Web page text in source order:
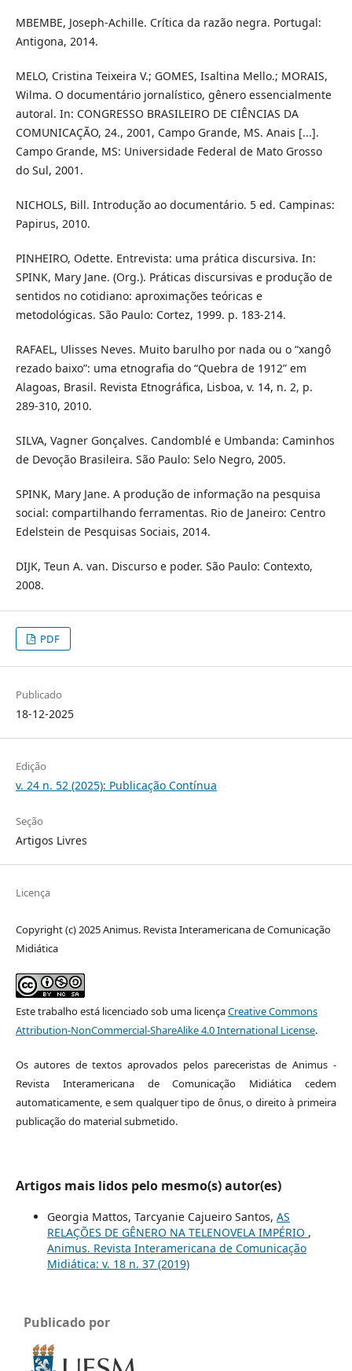
MBEMBE, Joseph-Achille. Crítica da razão negra. Portugal:
Antigona, 2014.
MELO, Cristina Teixeira V.; GOMES, Isaltina Mello.; MORAIS,
Wilma. O documentário jornalístico, gênero essencialmente
autoral. In: CONGRESSO BRASILEIRO DE CIÊNCIAS DA
COMUNICAÇÃO, 24., 2001, Campo Grande, MS. Anais [...].
Campo Grande, MS: Universidade Federal de Mato Grosso
do Sul, 2001.
NICHOLS, Bill. Introdução ao documentário. 5 ed. Campinas:
Papirus, 2010.
PINHEIRO, Odette. Entrevista: uma prática discursiva. In:
SPINK, Mary Jane. (Org.). Práticas discursivas e produção de
sentidos no cotidiano: aproximações teóricas e
metodológicas. São Paulo: Cortez, 1999. p. 183-214.
RAFAEL, Ulisses Neves. Muito barulho por nada ou o “xangô
rezado baixo”: uma etnografia do “Quebra de 1912” em
Alagoas, Brasil. Revista Etnográfica, Lisboa, v. 14, n. 2, p.
289-310, 2010.
SILVA, Vagner Gonçalves. Candomblé e Umbanda: Caminhos
de Devoção Brasileira. São Paulo: Selo Negro, 2005.
SPINK, Mary Jane. A produção de informação na pesquisa
social: compartilhando ferramentas. Rio de Janeiro: Centro
Edelstein de Pesquisas Sociais, 2014.
DIJK, Teun A. van. Discurso e poder. São Paulo: Contexto,
2008.
PDF
Publicado
18-12-2025
Edição
v. 24 n. 52 (2025): Publicação Contínua
Seção
Artigos Livres
Licença
Copyright (c) 2025 Animus. Revista Interamericana de Comunicação
Midiática
Este trabalho está licenciado sob uma licençaCreative Commons
Attribution-NonCommercial-ShareAlike 4.0 International License.
Os autores de textos aprovados pelos pareceristas de Animus -
Revista Interamericana de Comunicação Midiática cedem
automaticamente, e sem qualquer tipo de ônus, o direito à primeira
publicação do material submetido.
Artigos mais lidos pelo mesmo(s) autor(es)
Georgia Mattos, Tarcyanie Cajueiro Santos, AS
RELAÇÕES DE GÊNERO NA TELENOVELA IMPÉRIO ,
Animus. Revista Interamericana de Comunicação
Midiática: v. 18 n. 37 (2019)
Publicado por